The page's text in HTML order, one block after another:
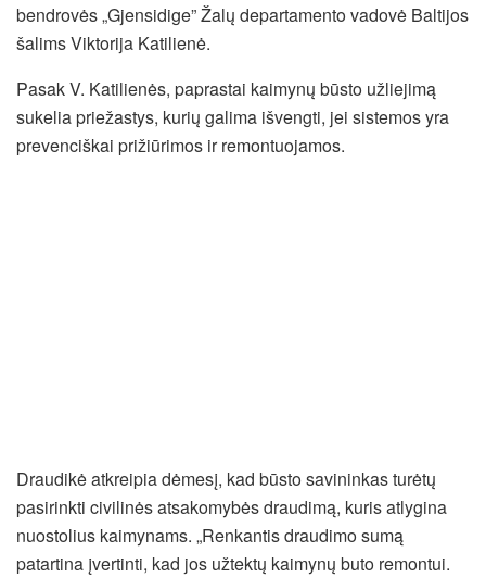
bendrovės „Gjensidige” Žalų departamento vadovė Baltijos
šalims Viktorija Katilienė.
Pasak V. Katilienės, paprastai kaimynų būsto užliejimą
sukelia priežastys, kurių galima išvengti, jei sistemos yra
prevenciškai prižiūrimos ir remontuojamos.
Draudikė atkreipia dėmesį, kad būsto savininkas turėtų
pasirinkti civilinės atsakomybės draudimą, kuris atlygina
nuostolius kaimynams. „Renkantis draudimo sumą
patartina įvertinti, kad jos užtektų kaimynų buto remontui.